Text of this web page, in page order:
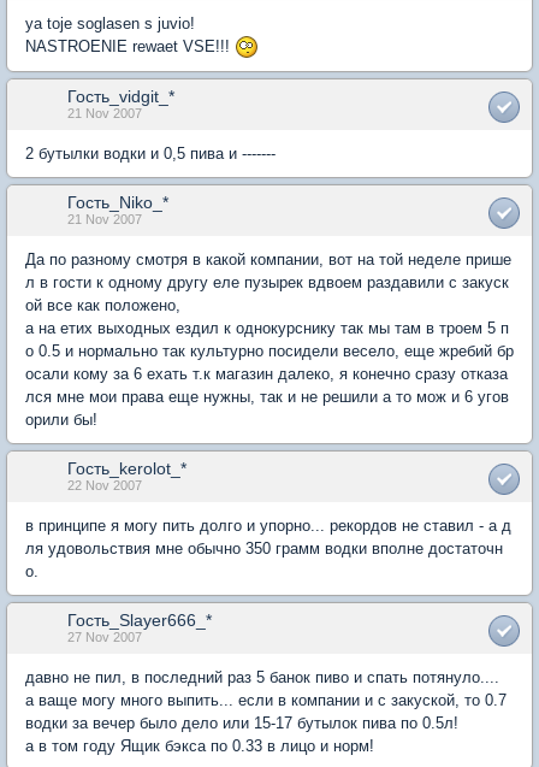
ya toje soglasen s juvio!
NASTROENIE rewaet VSE!!!
Гость_vidgit_*
21 Nov 2007
2 бутылки водки и 0,5 пива и -------
Гость_Niko_*
21 Nov 2007
Да по разному смотря в какой компании, вот на той неделе прише
л в гости к одному другу еле пузырек вдвоем раздавили с закуск
ой все как положено,
а на етих выходных ездил к однокурснику так мы там в троем 5 п
о 0.5 и нормально так культурно посидели весело, еще жребий бр
осали кому за 6 ехать т.к магазин далеко, я конечно сразу отказа
лся мне мои права еще нужны, так и не решили а то мож и 6 угов
орили бы!
Гость_kerolot_*
22 Nov 2007
в принципе я могу пить долго и упорно... рекордов не ставил - а д
ля удовольствия мне обычно 350 грамм водки вполне достаточн
о.
Гость_Slayer666_*
27 Nov 2007
давно не пил, в последний раз 5 банок пиво и спать потянуло....
а ваще могу много выпить... если в компании и с закуской, то 0.7
водки за вечер было дело или 15-17 бутылок пива по 0.5л!
а в том году Ящик бэкса по 0.33 в лицо и норм!